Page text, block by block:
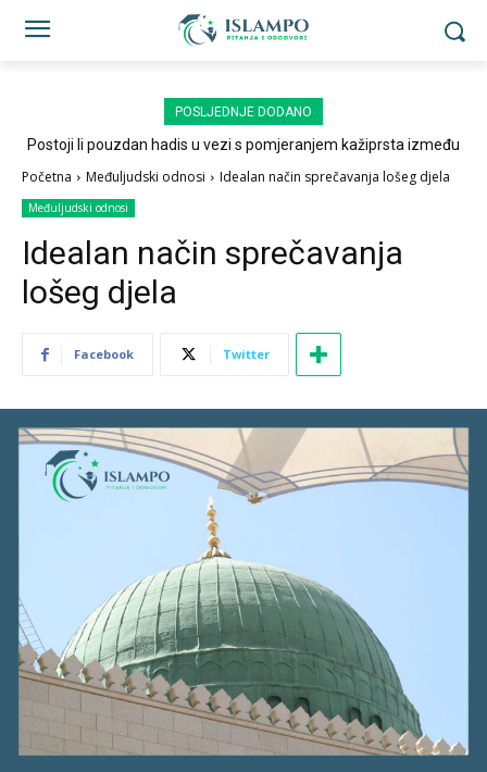
POSLJEDNJE DODANO
Postoji li pouzdan hadis u vezi s pomjeranjem kažiprsta između
Početna Međuljudski odnosi Idealan način sprečavanja lošeg djela
Međuljudski odnosi
Idealan način sprečavanja
lošeg djela
Facebook Twitter